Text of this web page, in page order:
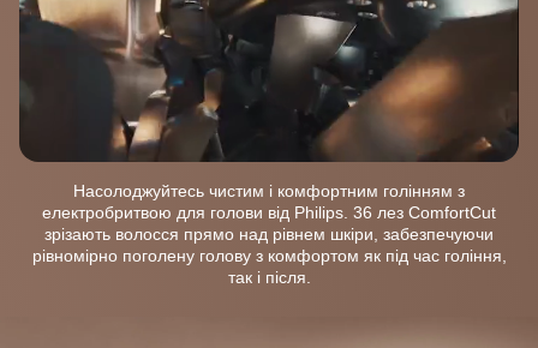
Насолоджуйтесь чистим і комфортним голінням з
електробритвою для голови від Philips. 36 лез ComfortCut
зрізають волосся прямо над рівнем шкіри, забезпечуючи
рівномірно поголену голову з комфортом як під час гоління,
так і після.